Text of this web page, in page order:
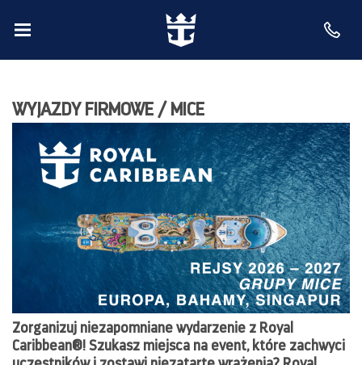
WYJAZDY FIRMOWE / MICE
Zorganizuj niezapomniane wydarzenie z Royal
Caribbean®️! Szukasz miejsca na event, które zachwyci